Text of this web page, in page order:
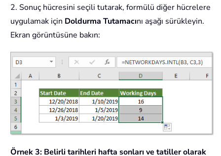
2. Sonuç hücresini seçili tutarak, formülü diğer hücrelere
uygulamak için Doldurma Tutamacını aşağı sürükleyin.
Ekran görüntüsüne bakın:
Örnek 3: Belirli tarihleri hafta sonları ve tatiller olarak